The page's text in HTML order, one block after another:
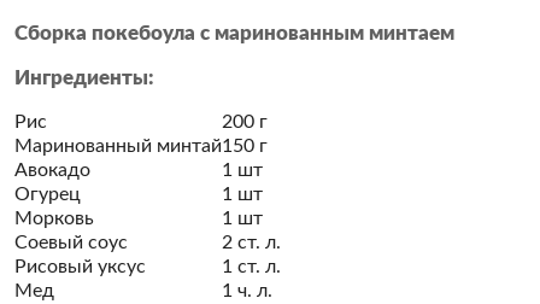
Сборка покебоула с маринованным минтаем
Ингредиенты:
Рис
200 г
Маринованный минтай150 г
Авокадо
1 шт
Огурец
1 шт
Морковь
1 шт
Соевый соус
2 ст. л.
Рисовый уксус
1 ст. л.
Мед
1 ч. л.